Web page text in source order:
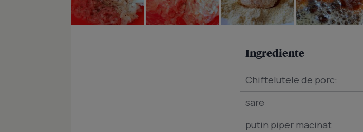
Ingrediente
Chiftelutele de porc:
sare
putin piper macinat